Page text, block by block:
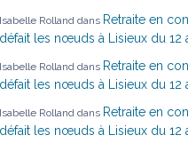
Isabelle Rolland dans Retraite en
défait les nœuds à Lisieux du 12
Isabelle Rolland dans Retraite en
défait les nœuds à Lisieux du 12
Isabelle Rolland dans Retraite en
défait les nœuds à Lisieux du 12